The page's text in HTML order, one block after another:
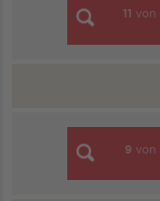
11 von
9 von